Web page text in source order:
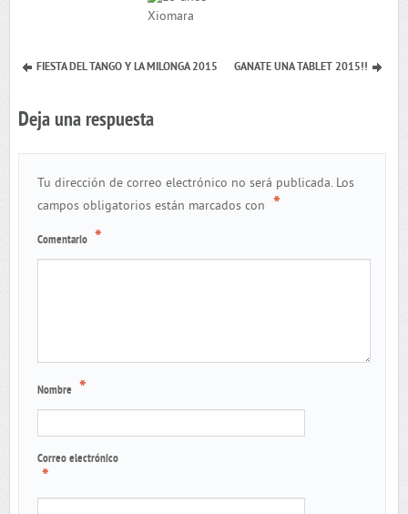
FIESTA DEL TANGO Y LA MILONGA 2015 GANATE UNA TABLET 2015!!
Deja una respuesta
Tu dirección de correo electrónico no será publicada. Los
campos obligatorios están marcados con *
Comentario *
Nombre *
Correo electrónico
*